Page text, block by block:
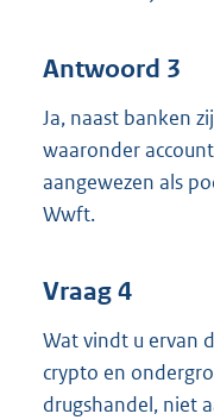
Antwoord 3
Ja, naast banken
waaronder
aangewezen als
Wwft.
Vraag 4
Wat vindt u ervan
crypto en
drugshandel, niet